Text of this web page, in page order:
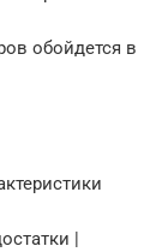
обойдется в
|